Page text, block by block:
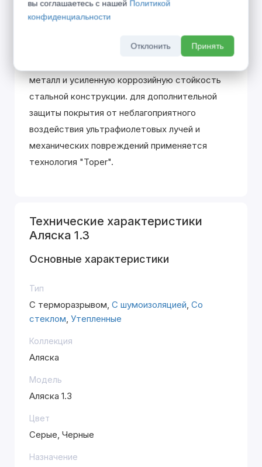
функцией "No-Frost". Подходят для установки
покрывается Цинкогрунтом. Он обеспечивает
металл и усиленную коррозийную стойкость
стальной конструкции. для дополнительной
защиты покрытия от неблагоприятного
воздействия ультрафиолетовых лучей и
механических повреждений применяется
технология "Toper".
Технические характеристики
Аляска 1.3
Основные характеристики
Тип
С терморазрывом, С шумоизоляцией, Со
стеклом, Утепленные
Коллекция
Аляска
Модель
Аляска 1.3
Цвет
Серые, Черные
Назначение
вы соглашаетесь с нашей Политикой
конфиденциальности
Отклонить Принять